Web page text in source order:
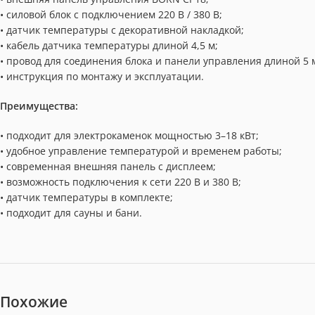
• силовой блок с подключением 220 В / 380 В;
• датчик температуры с декоративной накладкой;
• кабель датчика температуры длиной 4,5 м;
• провод для соединения блока и панели управления длиной 5
• инструкция по монтажу и эксплуатации.
Преимущества:
• подходит для электрокаменок мощностью 3–18 кВт;
• удобное управление температурой и временем работы;
• современная внешняя панель с дисплеем;
• возможность подключения к сети 220 В и 380 В;
• датчик температуры в комплекте;
• подходит для сауны и бани.
Похожие